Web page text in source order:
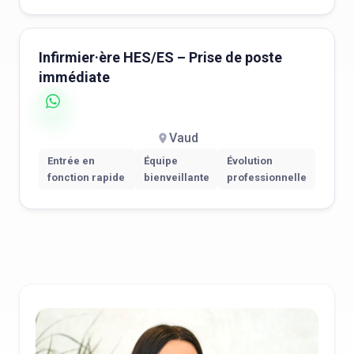
Infirmier·ère HES/ES – Prise de poste
immédiate
Vaud
Entrée en
fonction rapide
Équipe
bienveillante
Évolution
professionnelle